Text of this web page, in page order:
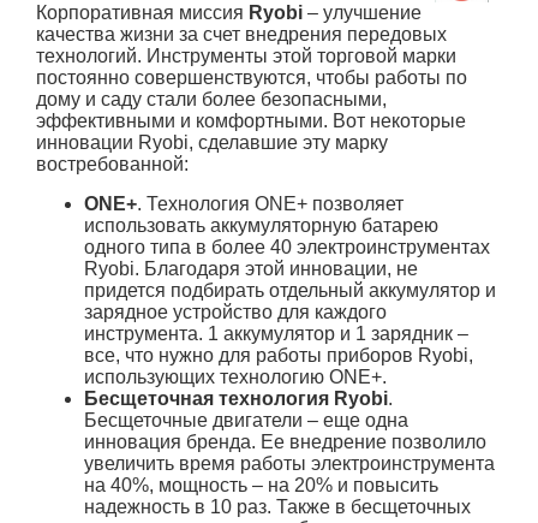
Корпоративная миссия Ryobi – улучшение
качества жизни за счет внедрения передовых
технологий. Инструменты этой торговой марки
постоянно совершенствуются, чтобы работы по
дому и саду стали более безопасными,
эффективными и комфортными. Вот некоторые
инновации Ryobi, сделавшие эту марку
востребованной:
ONE+. Технология ONE+ позволяет
использовать аккумуляторную батарею
одного типа в более 40 электроинструментах
Ryobi. Благодаря этой инновации, не
придется подбирать отдельный аккумулятор и
зарядное устройство для каждого
инструмента. 1 аккумулятор и 1 зарядник –
все, что нужно для работы приборов Ryobi,
использующих технологию ONE+.
Бесщеточная технология Ryobi.
Бесщеточные двигатели – еще одна
инновация бренда. Ее внедрение позволило
увеличить время работы электроинструмента
на 40%, мощность – на 20% и повысить
надежность в 10 раз. Также в бесщеточных